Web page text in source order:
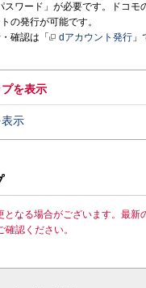
スワード」が必要です。ドコモ
の発行が可能です。
確認は「
dアカウント発行 」
プを表示
示
となる場合がございます。最新
確認ください。